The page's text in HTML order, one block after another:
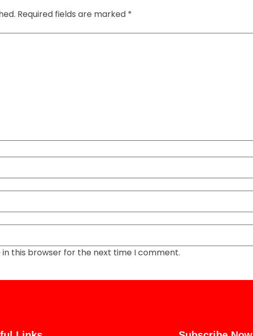
Required fields are marked *
in this browser for the next time I comment.